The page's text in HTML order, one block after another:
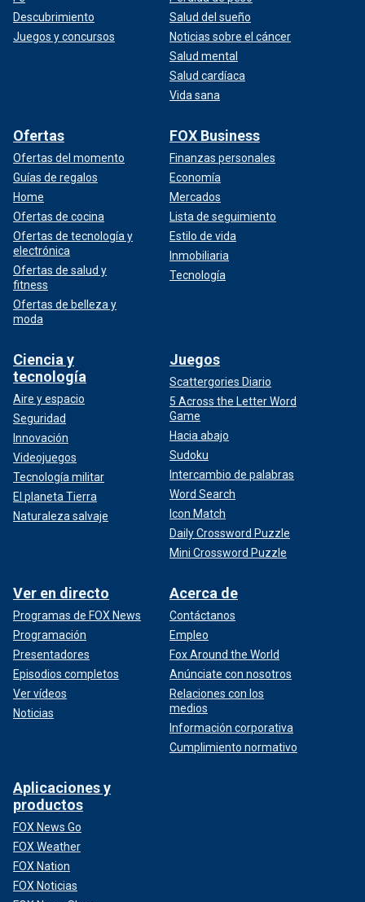
Descubrimiento
Juegos y concursos
Salud del sueño
Noticias sobre el cáncer
Salud mental
Salud cardíaca
Vida sana
Ofertas
Ofertas del momento
Guías de regalos
Home
Ofertas de cocina
Ofertas de tecnología y
electrónica
Ofertas de salud y
fitness
Ofertas de belleza y
moda
FOX Business
Finanzas personales
Economía
Mercados
Lista de seguimiento
Estilo de vida
Inmobiliaria
Tecnología
Ciencia y
tecnología
Aire y espacio
Seguridad
Innovación
Videojuegos
Tecnología militar
El planeta Tierra
Naturaleza salvaje
Juegos
Scattergories Diario
5 Across the Letter Word
Game
Hacia abajo
Sudoku
Intercambio de palabras
Word Search
Icon Match
Daily Crossword Puzzle
Mini Crossword Puzzle
Ver en directo
Programas de FOX News
Programación
Presentadores
Episodios completos
Ver vídeos
Noticias
Acerca de
Contáctanos
Empleo
Fox Around the World
Anúnciate con nosotros
Relaciones con los
medios
Información corporativa
Cumplimiento normativo
Aplicaciones y
productos
FOX News Go
FOX Weather
FOX Nation
FOX Noticias